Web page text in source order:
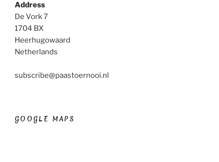
Address
De Vork 7
1704 BX
Heerhugowaard
Netherlands
subscribe@paastoernooi.nl
GOOGLE MAPS